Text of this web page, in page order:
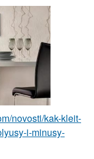
novosti/kak-kleit-
i-minusy-